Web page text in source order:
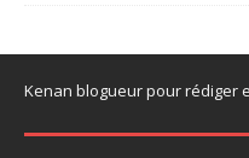
Kenan blogueur pour rédiger